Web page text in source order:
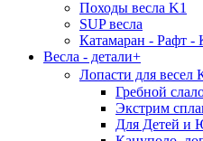
Походы весла K1
SUP весла
Катамаран - Рафт -
Весла - детали+
Лопасти для весел
Гребной
Экстрим
Для Детей и